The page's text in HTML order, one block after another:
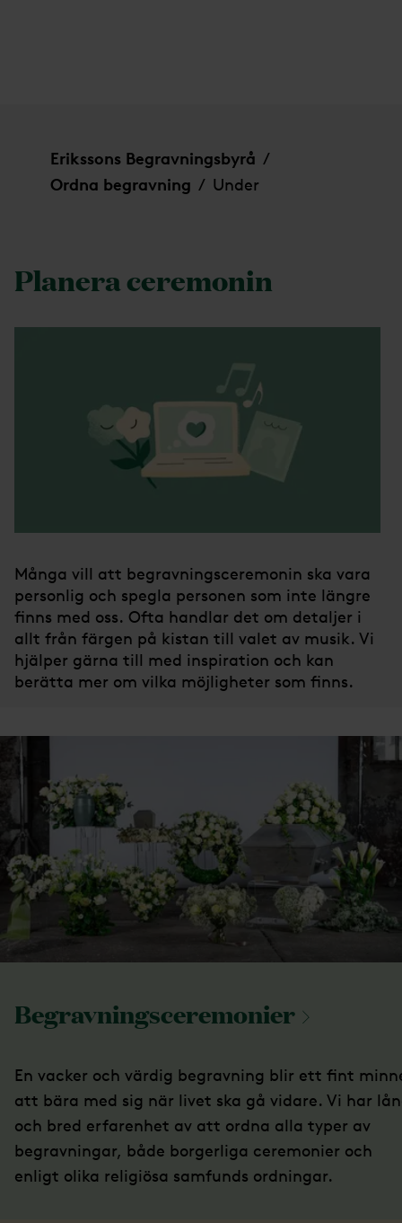
Erikssons Begravningsbyrå /
Ordna begravning / Under
Planera ceremonin
Många vill att begravningsceremonin ska vara
personlig och spegla personen som inte längre
finns med oss. Ofta handlar det om detaljer i
allt från färgen på kistan till valet av musik. Vi
hjälper gärna till med inspiration och kan
berätta mer om vilka möjligheter som finns.
Begravningsceremonier
En vacker och värdig begravning blir ett fint
att bära med sig när livet ska gå vidare. Vi har
och bred erfarenhet av att ordna alla typer av
begravningar, både borgerliga ceremonier och
enligt olika religiösa samfunds ordningar.